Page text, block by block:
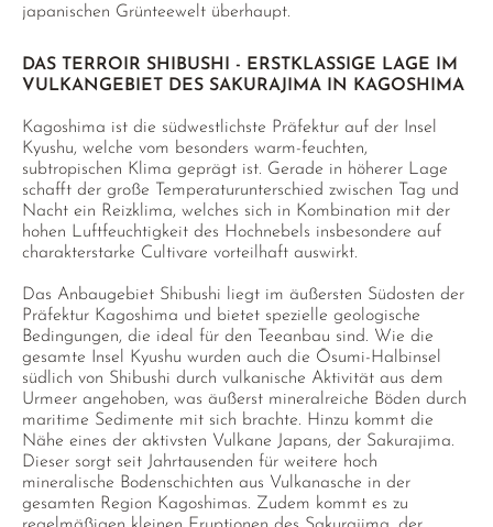
japanischen Grünteewelt überhaupt.
DAS TERROIR SHIBUSHI - ERSTKLASSIGE LAGE IM
VULKANGEBIET DES SAKURAJIMA IN KAGOSHIMA
Kagoshima ist die südwestlichste Präfektur auf der Insel
Kyushu, welche vom besonders warm-feuchten,
subtropischen Klima geprägt ist. Gerade in höherer Lage
schafft der große Temperaturunterschied zwischen Tag und
Nacht ein Reizklima, welches sich in Kombination mit der
hohen Luftfeuchtigkeit des Hochnebels insbesondere auf
charakterstarke Cultivare vorteilhaft auswirkt.
Das Anbaugebiet Shibushi liegt im äußersten Südosten der
Präfektur Kagoshima und bietet spezielle geologische
Bedingungen, die ideal für den Teeanbau sind. Wie die
gesamte Insel Kyushu wurden auch die Ōsumi-Halbinsel
südlich von Shibushi durch vulkanische Aktivität aus dem
Urmeer angehoben, was äußerst mineralreiche Böden durch
maritime Sedimente mit sich brachte. Hinzu kommt die
Nähe eines der aktivsten Vulkane Japans, der Sakurajima.
Dieser sorgt seit Jahrtausenden für weitere hoch
mineralische Bodenschichten aus Vulkanasche in der
gesamten Region Kagoshimas. Zudem kommt es zu